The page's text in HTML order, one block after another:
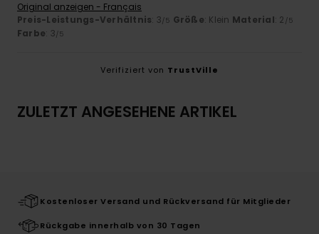
Original anzeigen - Français
Preis-Leistungs-Verhältnis: 3/5 Größe: Klein Material: 2 /5
Farbe: 3/5
Verifiziert von TrustVille
ZULETZT ANGESEHENE ARTIKEL
Kostenloser Versand und Rückversand für Mitglieder
Rückgabe innerhalb von 30 Tagen